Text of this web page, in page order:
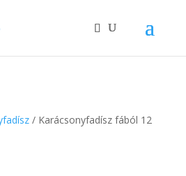
/ Karácsonyfadísz fából 12